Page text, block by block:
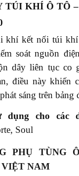
TÚI KHÍ Ô TÔ
khí kết nối túi
soát nguồn
dây liên tục co
điều này khiến
sáng trên bảng
dụng cho các
Soul
PHỤ TÙNG
NAM